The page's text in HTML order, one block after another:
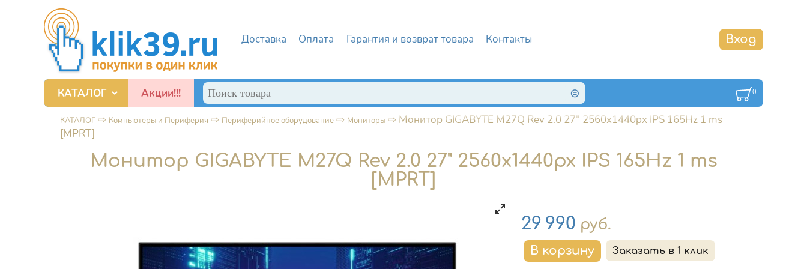
Перейти к основному содержанию
Доставка Оплата Гарантия и возврат товара Контакты
КАТАЛОГ Акции!!! Форма поиска
Поиск 0
Вы здесь
КАТАЛОГ⇨ Компьютеры и Периферия ⇨ Периферийное оборудование⇨ Мониторы⇨ Монитор GIGABYTE M27Q Rev 2.0 27" 2560x1440px IPS 165Hz 1 ms
[MPRT]
Монитор GIGABYTE M27Q Rev 2.0 27" 2560x1440px IPS 165Hz 1 ms
[MPRT]
Цена
29 990 руб.